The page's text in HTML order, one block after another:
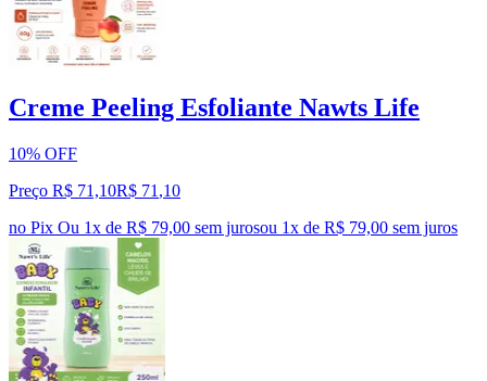
Creme Peeling Esfoliante Nawts Life
10% OFF
Preço R$ 71,10R$ 71 ,10
no Pix Ou 1x de R$ 79,00 sem jurosou 1x de R$ 79,00 sem juros